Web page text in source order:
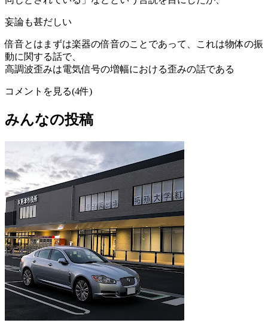
妄論も甚だしい
倍音とはまずは楽器の倍音のことであって、これは物体の振
動に関する話で、
高調波歪みは電気信号の増幅における歪みの話である
コメントを見る(4件)
みんなの投稿